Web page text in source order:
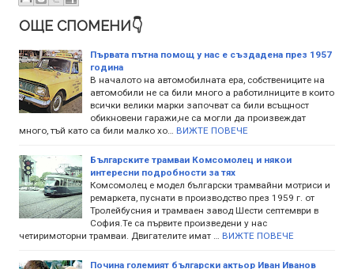
ОЩЕ СПОМЕНИ👇
Първата пътна помощ у нас е създадена през 1957
година
В началото на автомобилната ера, собствениците на
автомобили не са били много а работилниците в които
всички велики марки започват са били всъщност
обикновени гаражи,не са могли да произвеждат
много, тъй като са били малко хо…
ВИЖТЕ ПОВЕЧЕ
Българските трамваи Комсомолец и някои
интересни подробности за тях
Комсомолец е модел български трамвайни мотриси и
ремаркета, пуснати в производство през 1959 г. от
Тролейбусния и трамваен завод Шести септември в
София.Те са първите произведени у нас
четиримоторни трамваи. Двигателите имат …
ВИЖТЕ ПОВЕЧЕ
Почина големият български актьор Иван Иванов